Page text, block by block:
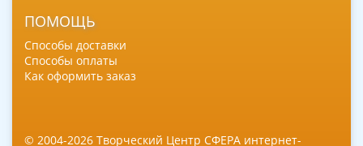
ПОМОЩЬ
Способы доставки
Способы оплаты
Как оформить заказ
© 2004-2026 Творческий Центр СФЕРА интернет-